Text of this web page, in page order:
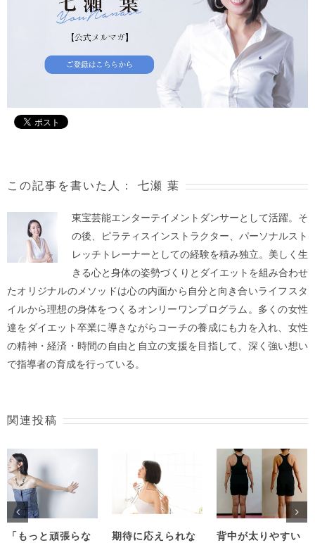
この記事を書いた人： 七瀬 葉
東宝芸能エンターテイメントダンサーとして活躍。そ
の後、ピラティスインストラクター、パーソナルスト
レッチトレーナーとしての経験を積み独立。美しく生
きる心と身体の姿勢づくりとダイエットを組み合わせ
たオリジナルのメソッドは心の内面から自分と向き合いライフスタ
イルから理想の身体をつくるオンリーワンプログラム。多くの女性
達をダイエット卒業に導きながらコーチの養成にも力を入れ、女性
の精神・経済・時間の自由と自立の支援を目指して、深く強い想い
で指導者の育成を行っている。
関連投稿
「もっと頑張らな
期待に応えられな
背中が太りやすい